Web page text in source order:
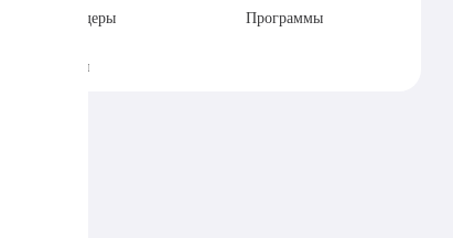
Шейдеры Программы
Сиды